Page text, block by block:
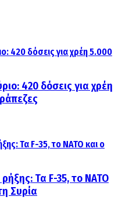
420 δόσεις για χρέη
Τα F-35, το ΝΑΤΟ
Συρία